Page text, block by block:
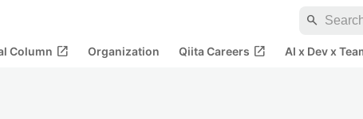
search
Column open_in_new Organization Qiita Careers open_in_new AI x Dev x